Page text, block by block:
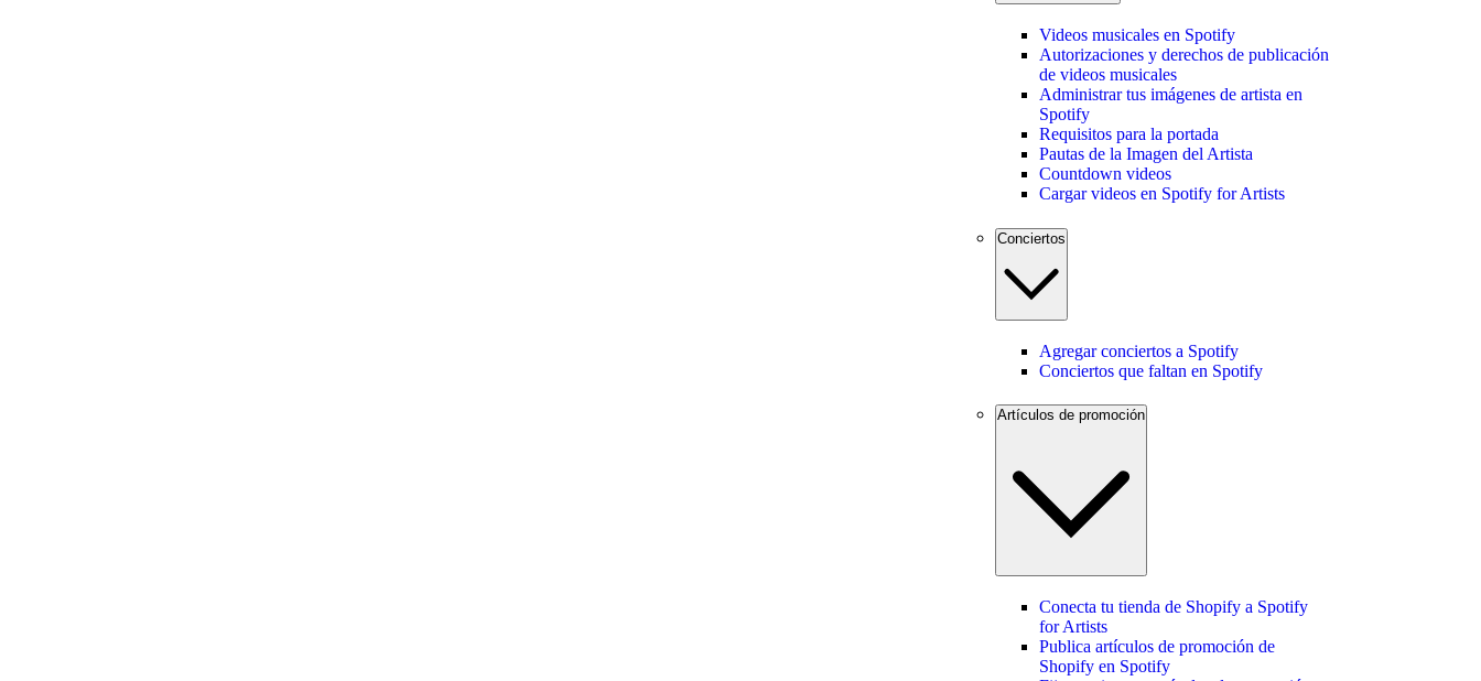
Videos musicales en Spotify
Autorizaciones y derechos de publicación
de videos musicales
Administrar tus imágenes de artista en
Spotify
Requisitos para la portada
Pautas de la Imagen del Artista
Countdown videos
Cargar videos en Spotify for Artists
Conciertos
Agregar conciertos a Spotify
Conciertos que faltan en Spotify
Artículos de promoción
Conecta tu tienda de Shopify a Spotify
for Artists
Publica artículos de promoción de
Shopify en Spotify